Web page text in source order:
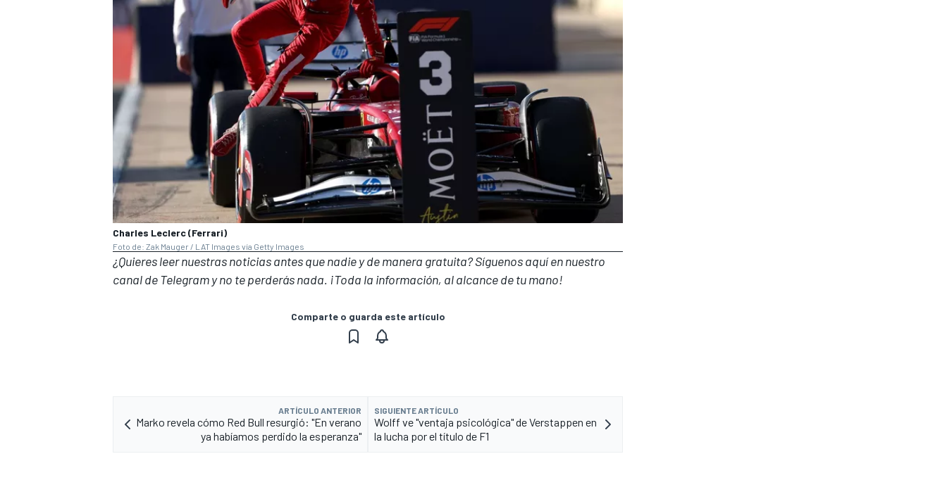
Charles Leclerc (Ferrari)
Foto de: Zak Mauger / LAT Images vía Getty Images
¿Quieres leer nuestras noticias antes que nadie y de manera gratuita? Síguenosaquí en nuestro
canal de Telegramy no te perderás nada. ¡Toda la información, al alcance de tu mano!
Comparte o guarda este artículo
ARTÍCULO ANTERIOR
Marko revela cómo Red Bull resurgió: "En verano
ya habíamos perdido la esperanza"
SIGUIENTE ARTÍCULO
Wolff ve "ventaja psicológica" de Verstappen en
la lucha por el título de F1